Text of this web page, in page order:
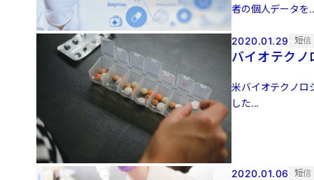
者の個人データを
2020.01.29 短信
バイオテク
米バイオテクノロ
した...
2020.01.06 短信